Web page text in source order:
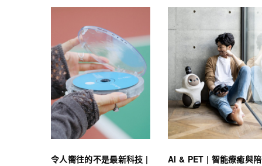
令人嚮往的不是最新科技 |
AI & PET | 智能療癒與陪